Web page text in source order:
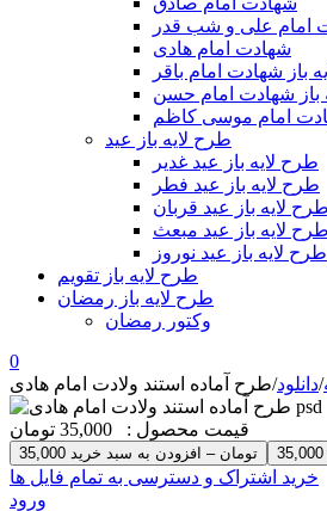
امام علی و شب قدر
شهادت امام هادی
باز شهادت امام باقر
باز شهادت امام حسن
امام موسی کاظم
طرح لایه باز عید
طرح لایه باز عید غدیر
طرح لایه باز عید فطر
طرح لایه باز عید قربان
طرح لایه باز عید مبعث
طرح لایه باز عید نوروز
طرح لایه باز تقویم
طرح لایه باز رمضان
وکتور رمضان
0
/دانلود/
قیمت محصول : 35,000 تومان
35,000 تومان – افزودن به سبد خرید
خرید اشتراک و دسترسی به تمام فایل ها
ورود